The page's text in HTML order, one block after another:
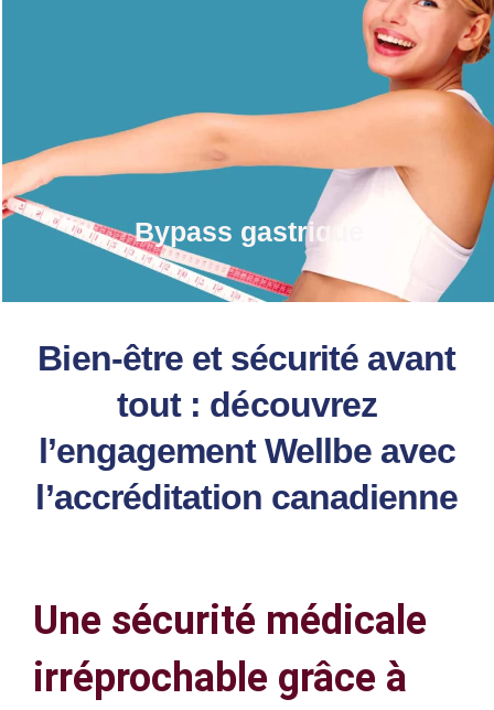
Bypass gastrique
Bien-être et sécurité avant
tout : découvrez
l’engagement Wellbe avec
l’accréditation canadienne
Une sécurité médicale
irréprochable grâce à